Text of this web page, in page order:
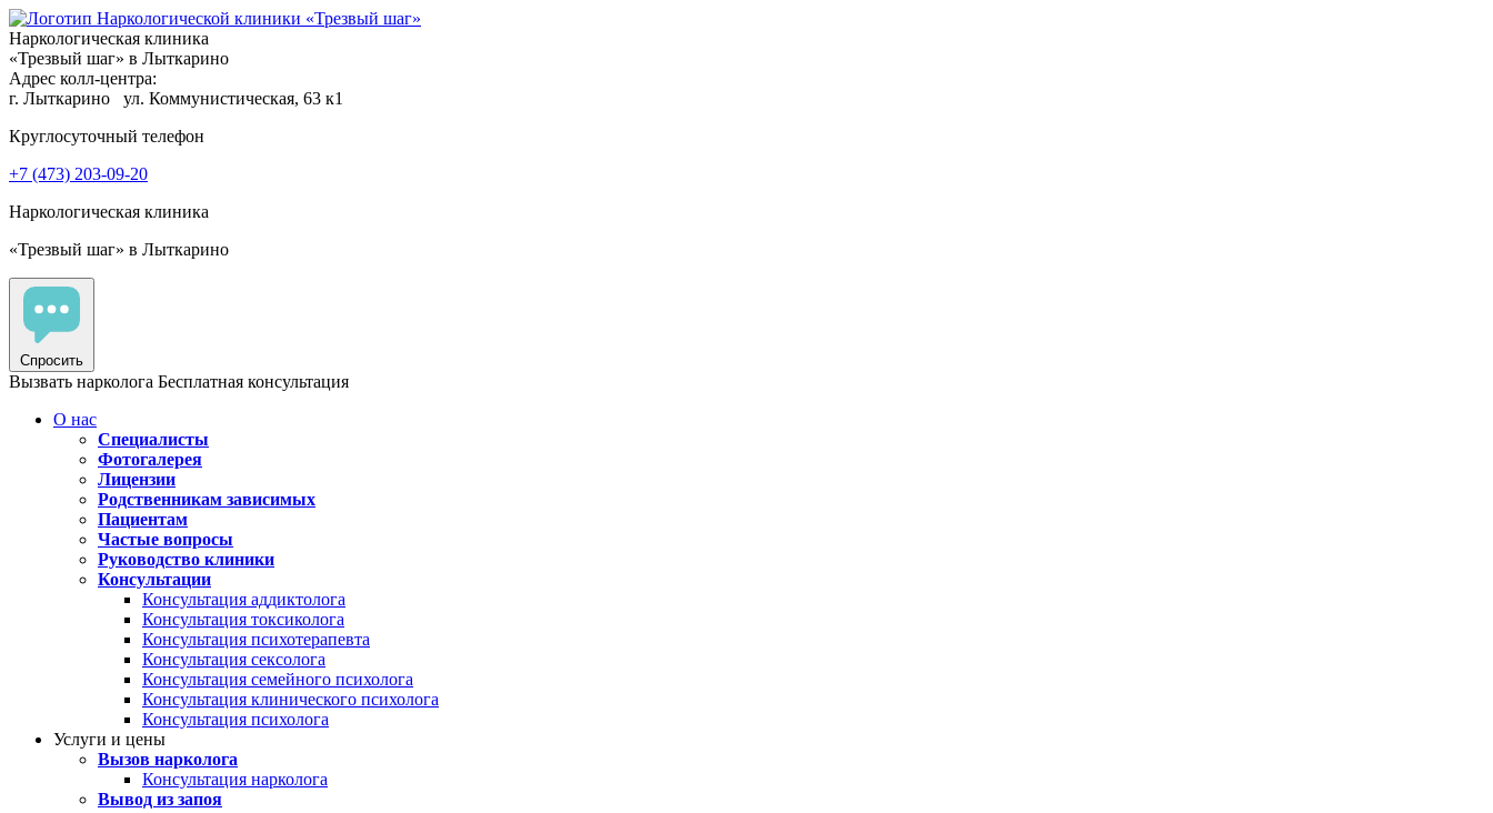
Наркологическая клиника
«Трезвый шаг» в Лыткарино
Адрес колл-центра:
г. Лыткарино
ул. Коммунистическая, 63 к1
Круглосуточный телефон
+7 (473) 203-09-20
Наркологическая клиника
«Трезвый шаг» в Лыткарино
Спросить
Вызвать нарколога Бесплатная консультация
О нас
Специалисты
Фотогалерея
Лицензии
Родственникам зависимых
Пациентам
Частые вопросы
Руководство клиники
Консультации
Консультация аддиктолога
Консультация токсиколога
Консультация психотерапевта
Консультация сексолога
Консультация семейного психолога
Консультация клинического психолога
Консультация психолога
Услуги и цены
Вызов нарколога
Консультация нарколога
Вывод из запоя